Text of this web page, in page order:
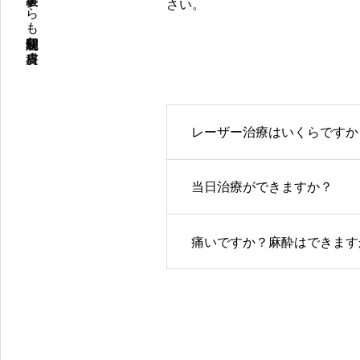
さい。
レーザー治療はいくらです
当日治療ができますか？
痛いですか？麻酔はできま